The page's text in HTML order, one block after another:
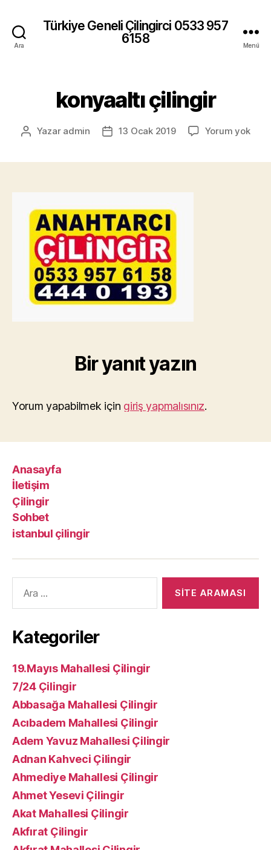
Ara
Türkiye Geneli Çilingirci 0533 957
6158
Menü
konyaaltı çilingir
Yazının
Yazar admin
Yazı13 Ocak 2019 Yorum yok
Bir yanıt yazın
Yorum yapabilmek için giriş yapmalısınız.
Anasayfa
İletişim
Çilingir
Sohbet
istanbul çilingir
yap:
Kategoriler
19.Mayıs Mahallesi Çilingir
7/24 Çilingir
Abbasağa Mahallesi Çilingir
Acıbadem Mahallesi Çilingir
Adem Yavuz Mahallesi Çilingir
Adnan Kahveci Çilingir
Ahmediye Mahallesi Çilingir
Ahmet Yesevi Çilingir
Akat Mahallesi Çilingir
Akfırat Çilingir